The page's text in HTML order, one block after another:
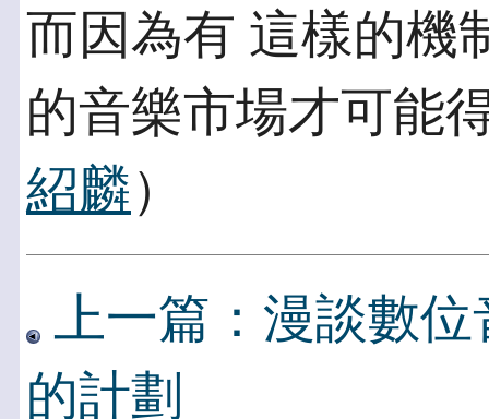
而因為有 這樣的機
的音樂市場才可能
紹麟）
上一篇：漫談數
的計劃